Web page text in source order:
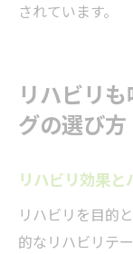
されています。
リハビリ
グの選び方
リハビリ効果
リハビリを目的
的なリハビリテ